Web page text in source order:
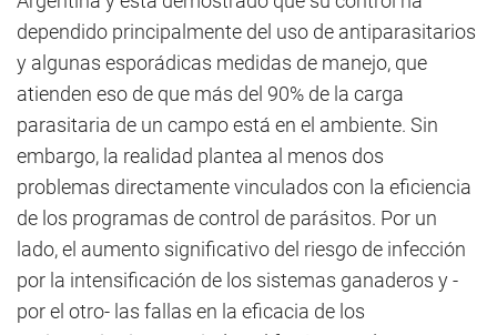
dependido principalmente del uso de antiparasitarios
y algunas esporádicas medidas de manejo, que
atienden eso de que más del 90% de la carga
parasitaria de un campo está en el ambiente. Sin
embargo, la realidad plantea al menos dos
problemas directamente vinculados con la eficiencia
de los programas de control de parásitos. Por un
lado, el aumento significativo del riesgo de infección
por la intensificación de los sistemas ganaderos y -
por el otro- las fallas en la eficacia de los